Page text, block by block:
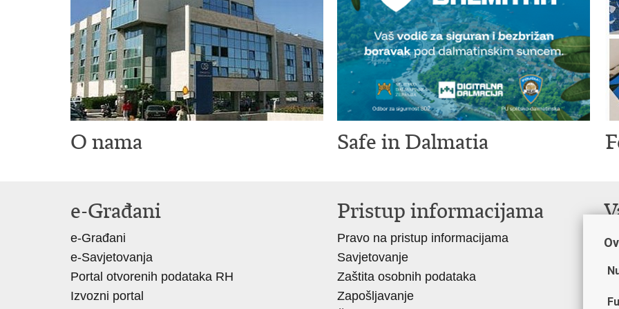
O nama Safe in Dalmatia
e-Građani
e-Građani
e-Savjetovanja
Portal otvorenih podataka RH
Izvozni portal
Pristup informacijama
Pravo na pristup informacijama
Savjetovanje
Zaštita osobnih podataka
Zapošljavanje